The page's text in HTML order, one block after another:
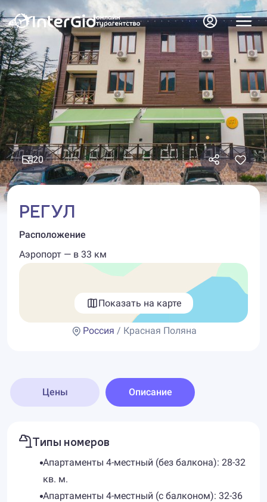
20
РЕГУЛ
Расположение
Аэропорт — в 33 км
Показать на карте
Россия / Красная Поляна
Цены Описание
Типы номеров
Апартаменты 4-местный (без балкона): 28-32
кв. м.
Апартаменты 4-местный (с балконом): 32-36